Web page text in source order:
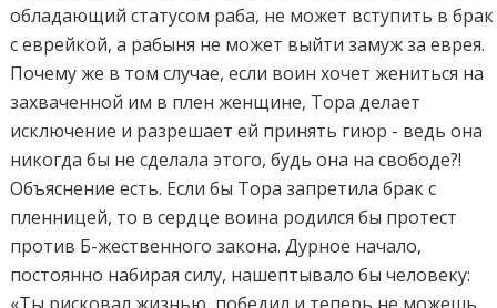
обладающий статусом раба, не может вступить в брак
с еврейкой, а рабыня не может выйти замуж за еврея.
Почему же в том случае, если воин хочет жениться на
захваченной им в плен женщине, Тора делает
исключение и разрешает ей принять гиюр - ведь она
никогда бы не сделала этого, будь она на свободе?!
Объяснение есть. Если бы Тора запретила брак с
пленницей, то в сердце воина родился бы протест
против Б-жественного закона. Дурное начало,
постоянно набирая силу, нашептывало бы человеку: